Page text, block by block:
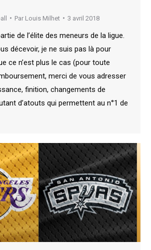
Par Louis Milhet 3 avril 2018
de l’élite des meneurs de la ligue.
décevoir, je ne suis pas là pour
ce n’est plus le cas (pour toute
merci de vous adresser
finition, changements de
d’atouts qui permettent au n°1 de